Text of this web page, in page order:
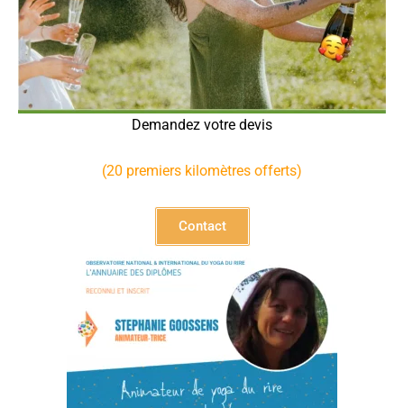
Demandez votre devis
(20 premiers kilomètres offerts)
Contact